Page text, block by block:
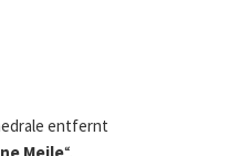
entfernt